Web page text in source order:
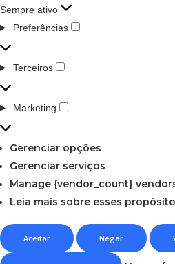
Sempre ativo
Preferências
Terceiros
Marketing
Gerenciar opções
Gerenciar serviços
Manage {vendor_count}
Leia mais sobre esses
Aceitar Negar